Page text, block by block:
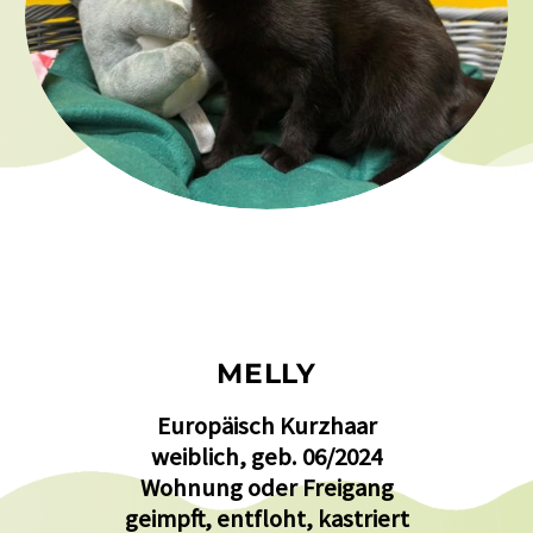
MELLY
Europäisch Kurzhaar
weiblich, geb. 06/2024
Wohnung oder Freigang
geimpft, entfloht, kastriert